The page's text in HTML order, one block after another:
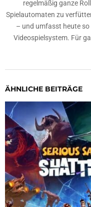
regelmäßig ganze
Spielautomaten zu
– und umfasst heute so
Videospielsystem. Für
ÄHNLICHE BEITRÄGE